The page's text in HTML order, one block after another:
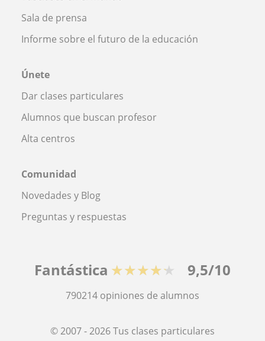
Sala de prensa
Informe sobre el futuro de la educación
Únete
Dar clases particulares
Alumnos que buscan profesor
Alta centros
Comunidad
Novedades y Blog
Preguntas y respuestas
Fantástica ★★★★★ 9,5/10
790214 opiniones de alumnos
© 2007 - 2026 Tus clases particulares